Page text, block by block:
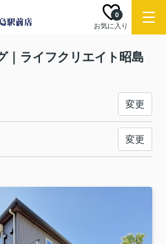
お気に入り
0
｜ライフクリエイト昭島
変更
変更